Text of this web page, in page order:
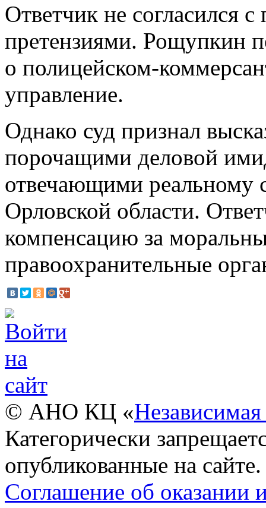
Ответчик не согласился
претензиями. Рощупкин
о полицейском-
управление.
Однако суд признал
порочащими деловой
отвечающими реальному
Орловской области.
компенсацию за
правоохранительные
© АНО КЦ «Независимая
Категорически
опубликованные на сайте.
Соглашение об оказании